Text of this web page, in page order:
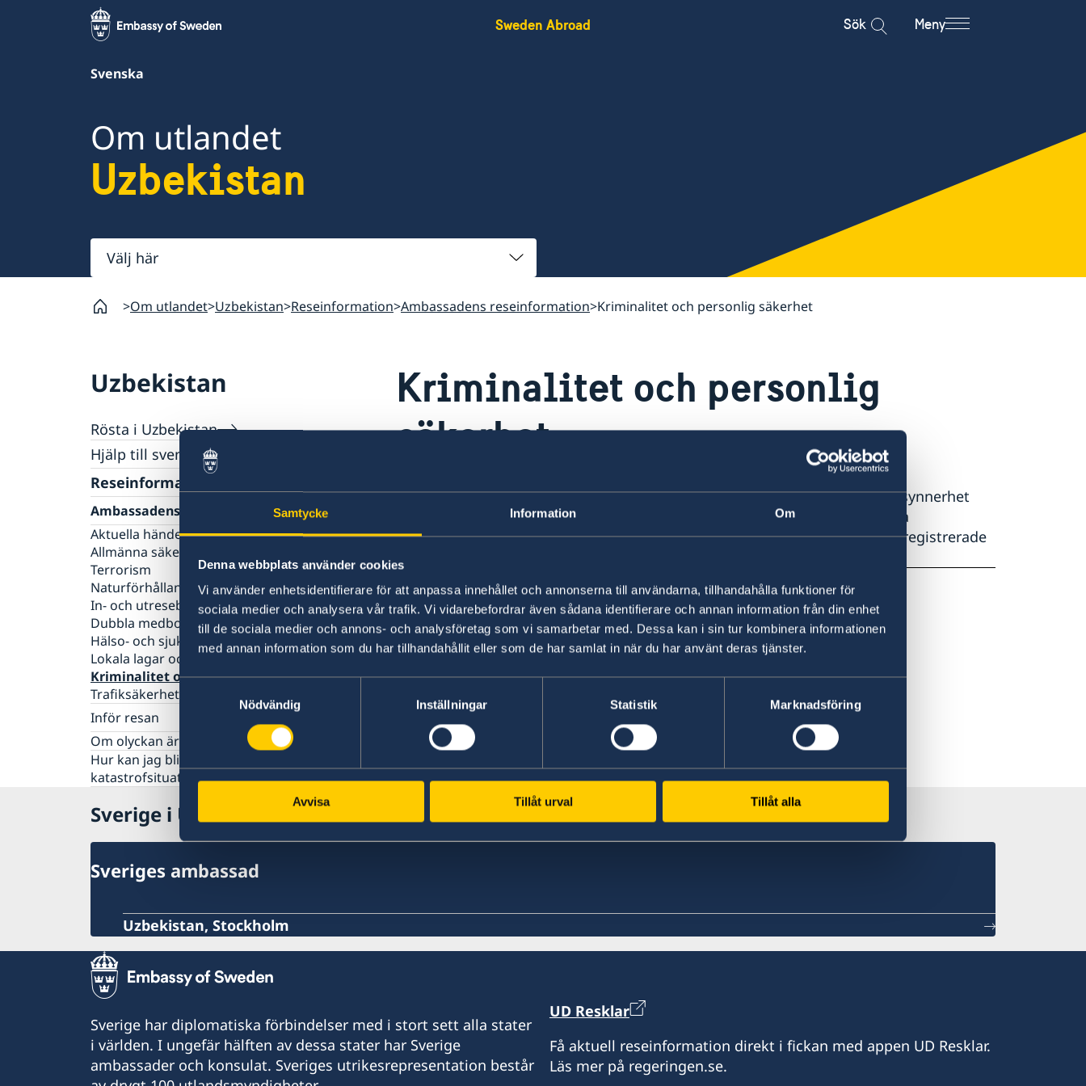
Samtycke Information Om
Denna webbplats använder cookies
Vi använder enhetsidentifierare för att anpassa innehållet och annonserna till användarna, tillhandahålla funktioner för
sociala medier och analysera vår trafik. Vi vidarebefordrar även sådana identifierare och annan information från din enhet
till de sociala medier och annons- och analysföretag som vi samarbetar med. Dessa kan i sin tur kombinera informationen
med annan information som du har tillhandahållit eller som de har samlat in när du har använt deras tjänster.
Samtyckesval
Nödvändig
Inställningar Statistik Marknadsföring
Avvisa Tillåt urval Tillåt alla
Sweden Abroad Sök Meny
Svenska
Om utlandet
Uzbekistan
Välj
här
Om utlandet Uzbekistan Reseinformation Ambassadens reseinformation Kriminalitet och personlig säkerhet
Uzbekistan
Rösta i Uzbekistan
Hjälp till svenskar i Uzbekistan
Rösta i Uzbekistan
Pass utomlands
Förlust av pass
Förnyelse av pass för vuxna
Provisoriskt pass
Samordningsnummer
Hjälp kring medborgarskap
Gifta sig utomlands
Legaliseringar
Reseinformation
Ambassadens reseinformation
Aktuella händelser
Allmänna säkerhetsläget
Terrorism
Naturförhållanden och katastrofer
In- och utresebestämmelser
Dubbla medborgarskap
Hälso- och sjukvård
Lokala lagar och sedvänjor
Kriminalitet och personlig säkerhet
Trafiksäkerhet
Inför resan
Pass och ID-kort
Om olyckan är framme
Hur kan jag bli kontaktad i en
katastrofsituation
Kriminalitet och personlig
säkerhet
Stölder och rån förekommer; ficktjuvar finns på marknader och basarer. I synnerhet
rekommenderas försiktighet med kontanter samt vaksamhet vid besök på
marknadsplatser, basarer och under kvällstid vid restaurangbesök. Anlita registrerade
Senast uppdaterad 01 juni 2026, 18.42
Sverige i Uzbekistan
Sveriges ambassad
Uzbekistan, Stockholm
Sverige har diplomatiska förbindelser med i stort sett alla stater
i världen. I ungefär hälften av dessa stater har Sverige
ambassader och konsulat. Sveriges utrikesrepresentation består
UD Resklar
Få aktuell reseinformation direkt i fickan med appen UD Resklar.
Läs mer på regeringen.se.